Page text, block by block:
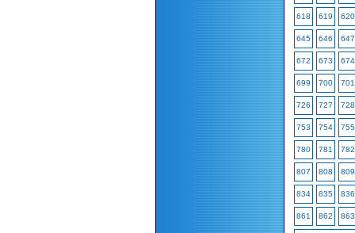
618 619 620
645 646 647
672 673 674
699 700 701
726 727 728
753 754 755
780 781 782
807 808 809
834 835 836
861 862 863